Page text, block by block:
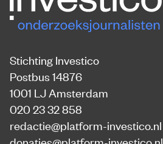
Stichting Investico
Postbus 14876
1001 LJ Amsterdam
020 23 32 858
redactie@platform-investico.nl